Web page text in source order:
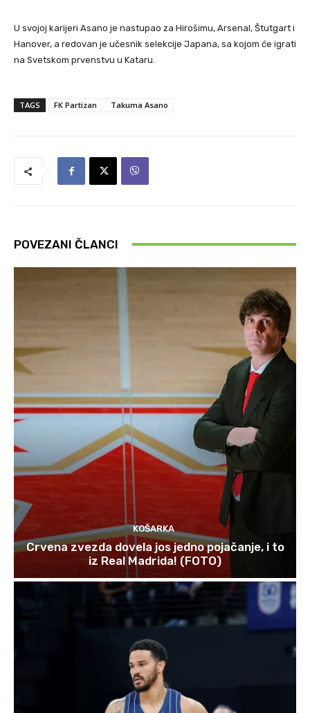
U svojoj karijeri Asano je nastupao za Hirošimu, Arsenal, Štutgart i
Hanover, a redovan je učesnik selekcije Japana, sa kojom će igrati
na Svetskom prvenstvu u Kataru.
TAGS FK Partizan Takuma Asano
POVEZANI ČLANCI
KOŠARKA
Crvena zvezda dovela jos jedno pojačanje, i to
iz Real Madrida! (FOTO)